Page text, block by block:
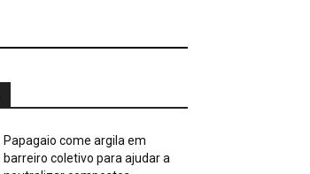
Papagaio come argila em
barreiro coletivo para ajudar a